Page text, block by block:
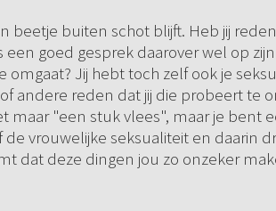
beetje buiten schot blijft. Heb jij
goed gesprek daarover wel op zijn
Jij hebt toch zelf ook je
andere reden dat jij die probeert te
maar "een stuk vlees", maar je bent
vrouwelijke seksualiteit en daarin
dat deze dingen jou zo onzeker